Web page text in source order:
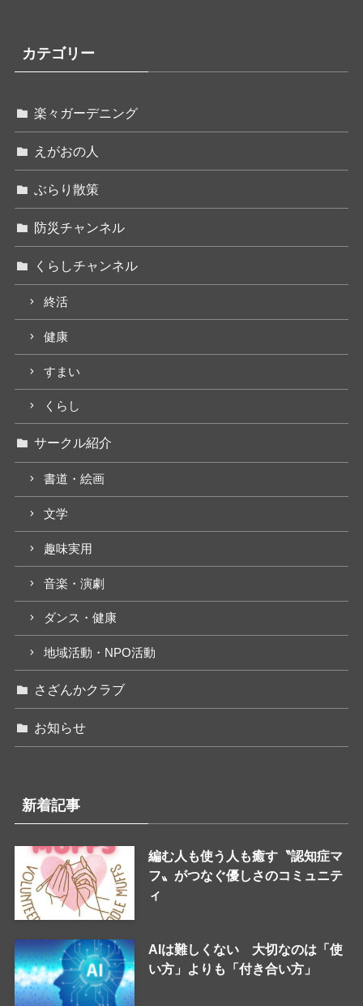
カテゴリー
楽々ガーデニング
えがおの人
ぶらり散策
防災チャンネル
くらしチャンネル
終活
健康
すまい
くらし
サークル紹介
書道・絵画
文学
趣味実用
音楽・演劇
ダンス・健康
地域活動・NPO活動
さざんかクラブ
お知らせ
新着記事
編む人も使う人も癒す〝認知症マ
フ〟がつなぐ優しさのコミュニテ
ィ
AIは難しくない 大切なのは「使
い方」よりも「付き合い方」